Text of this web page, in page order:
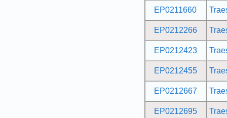
EP0211660
EP0212266
EP0212423
EP0212455
EP0212667
EP0212695